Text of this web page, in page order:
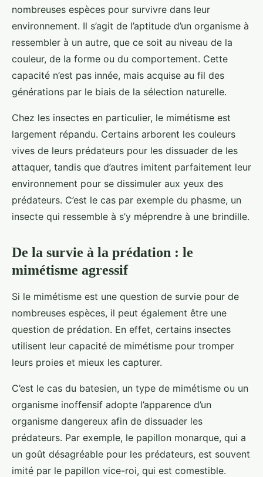
nombreuses espèces pour survivre dans leur
environnement. Il s’agit de l’aptitude d’un organisme à
ressembler à un autre, que ce soit au niveau de la
couleur, de la forme ou du comportement. Cette
capacité n’est pas innée, mais acquise au fil des
générations par le biais de la sélection naturelle.
Chez les insectes en particulier, le mimétisme est
largement répandu. Certains arborent les couleurs
vives de leurs prédateurs pour les dissuader de les
attaquer, tandis que d’autres imitent parfaitement leur
environnement pour se dissimuler aux yeux des
prédateurs. C’est le cas par exemple du phasme, un
insecte qui ressemble à s’y méprendre à une brindille.
De la survie à la prédation : le
mimétisme agressif
Si le mimétisme est une question de survie pour de
nombreuses espèces, il peut également être une
question de prédation. En effet, certains insectes
utilisent leur capacité de mimétisme pour tromper
leurs proies et mieux les capturer.
C’est le cas du batesien, un type de mimétisme ou un
organisme inoffensif adopte l’apparence d’un
organisme dangereux afin de dissuader les
prédateurs. Par exemple, le papillon monarque, qui a
un goût désagréable pour les prédateurs, est souvent
imité par le papillon vice-roi, qui est comestible.